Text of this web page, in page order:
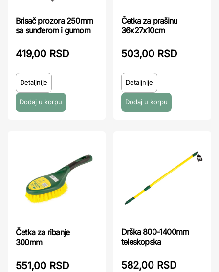
Brisač prozora 250mm
sa sunđerom i gumom
419,00 RSD
Detaljnije
Četka za prašinu
36x27x10cm
503,00 RSD
Detaljnije
Četka za ribanje
300mm
551,00 RSD
Drška 800-1400mm
teleskopska
582,00 RSD